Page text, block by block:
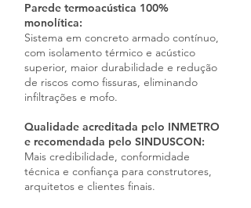
Parede termoacústica 100%
monolítica:
Sistema em concreto armado contínuo,
com isolamento térmico e acústico
superior, maior durabilidade e redução
de riscos como fissuras, eliminando
infiltrações e mofo.
Qualidade acreditada pelo INMETRO
e recomendada pelo SINDUSCON:
Mais credibilidade, conformidade
técnica e confiança para construtores,
arquitetos e clientes finais.